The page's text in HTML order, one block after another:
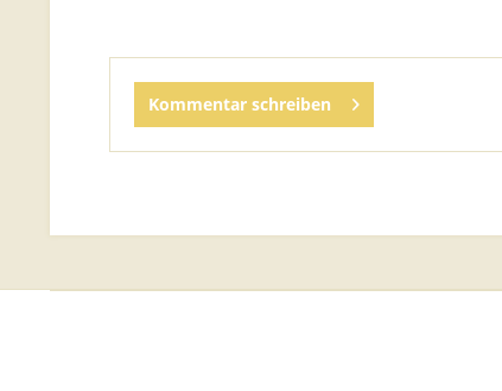
Kommentar schreiben